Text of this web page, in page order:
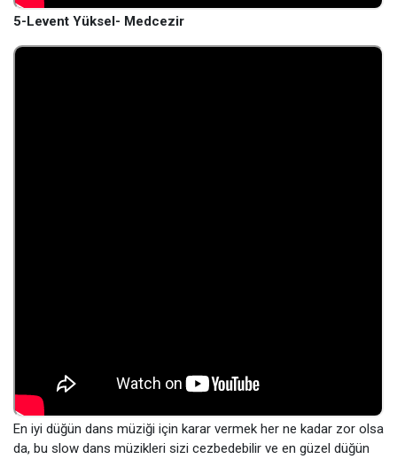
5-Levent Yüksel- Medcezir
En iyi düğün dans müziği için karar vermek her ne kadar zor olsa
da, bu slow dans müzikleri sizi cezbedebilir ve en güzel düğün